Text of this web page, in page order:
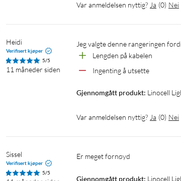
Var anmeldelsen nyttig? Ja (0) Nei
Heidi
Verifisert kjøper
5/5
11 måneder siden
Jeg valgte denne rangeringen
Lengden på kabelen
Ingenting å utsette
Gjennomgått produkt: Linocell
Var anmeldelsen nyttig? Ja (0) Nei
Sissel
Verifisert kjøper
5/5
Er meget fornøyd
Gjennomgått produkt: Linocell